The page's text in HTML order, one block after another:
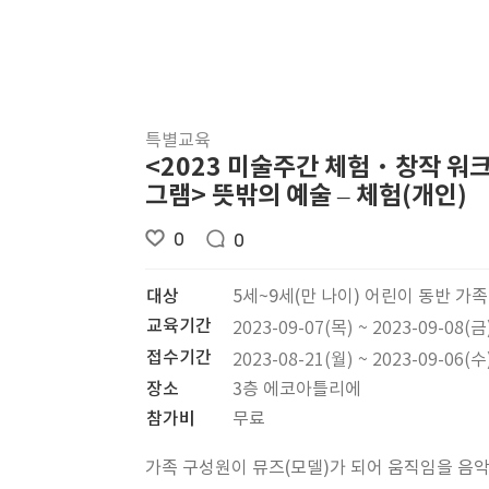
특별교육
<2023 미술주간 체험‧창작 워
그램> 뜻밖의 예술 – 체험(개인)
0 0
대상
5세~9세(만 나이) 어린이 동반 가족
교육기간
2023-09-07(목) ~ 2023-09-08(금
접수기간 2023-08-21(월) ~ 2023-09-06(수
장소
3층 에코아틀리에
참가비
무료
가족 구성원이 뮤즈(모델)가 되어 움직임을 음